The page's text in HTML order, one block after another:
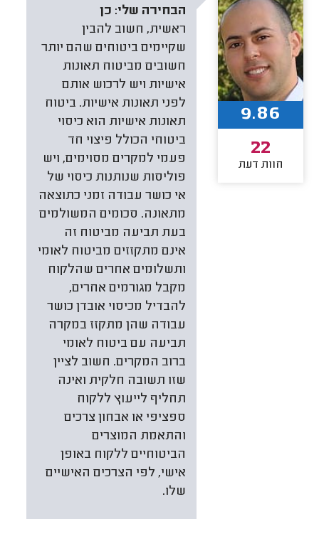
הבחירה שלי: כן
ראשית, חשוב להבין
שקיימים ביטוחים שהם יותר
חשובים מביטוח תאונות
אישיות ויש לרכוש אותם
לפני תאונות אישיות. ביטוח
תאונות אישיות הוא כיסוי
ביטוחי הכולל פיצוי חד
פעמי למקרים מסוימים, ויש
פוליסות שנותנות כיסוי של
אי כושר עבודה זמני כתוצאה
מתאונה. סכומים המשולמים
בעת תביעה מביטוח זה
אינם מתקזזים מביטוח לאומי
ותשלומים אחרים שהלקוח
מקבל מגורמים אחרים,
להבדיל מכיסוי אובדן כושר
עבודה שהן מתקזז במקרה
תביעה עם ביטוח לאומי
ברוב המקרים. חשוב לציין
שזו תשובה חלקית ואינה
תחליף לייעוץ ללקוח
ספציפי או אבחון צרכים
והתאמת המוצרים
הביטוחיים ללקוח באופן
אישי, לפי הצרכים האישיים
שלו.
9.86
22
חוות דעת